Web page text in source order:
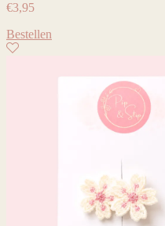
€3,95
Bestellen